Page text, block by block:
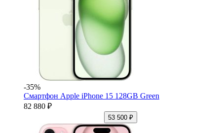
-35%
Смартфон Apple iPhone 15 128GB Green
82 880 ₽
53 500 ₽